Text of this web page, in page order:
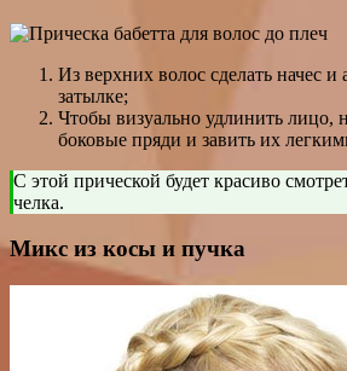
Из верхних волос сделать начес и
затылке;
Чтобы визуально удлинить лицо,
боковые пряди и завить их
С этой прической будет красиво
челка.
Микс из косы и пучка